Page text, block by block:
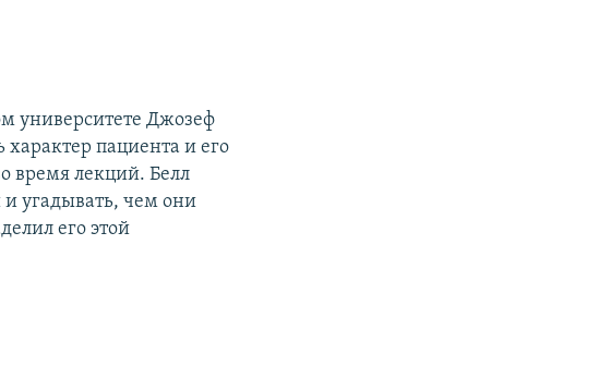
университете Джозеф
пациента и его
время лекций. Белл
угадывать, чем они
его этой